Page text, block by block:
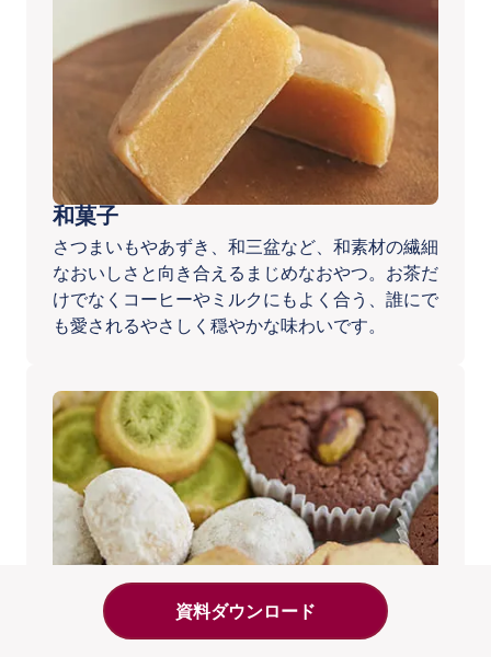
和菓子
さつまいもやあずき、和三盆など、和素材の繊細
なおいしさと向き合えるまじめなおやつ。お茶だ
けでなくコーヒーやミルクにもよく合う、誰にで
も愛されるやさしく穏やかな味わいです。
焼き菓子 資料ダウンロード